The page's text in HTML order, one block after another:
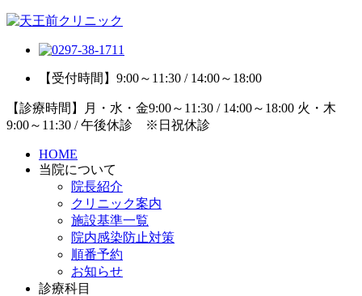
【受付時間】9:00～11:30 / 14:00～18:00
【診療時間】月・水・金9:00～11:30 / 14:00～18:00 火・木
9:00～11:30 / 午後休診 ※日祝休診
HOME
当院について
院長紹介
クリニック案内
施設基準一覧
院内感染防止対策
順番予約
お知らせ
診療科目